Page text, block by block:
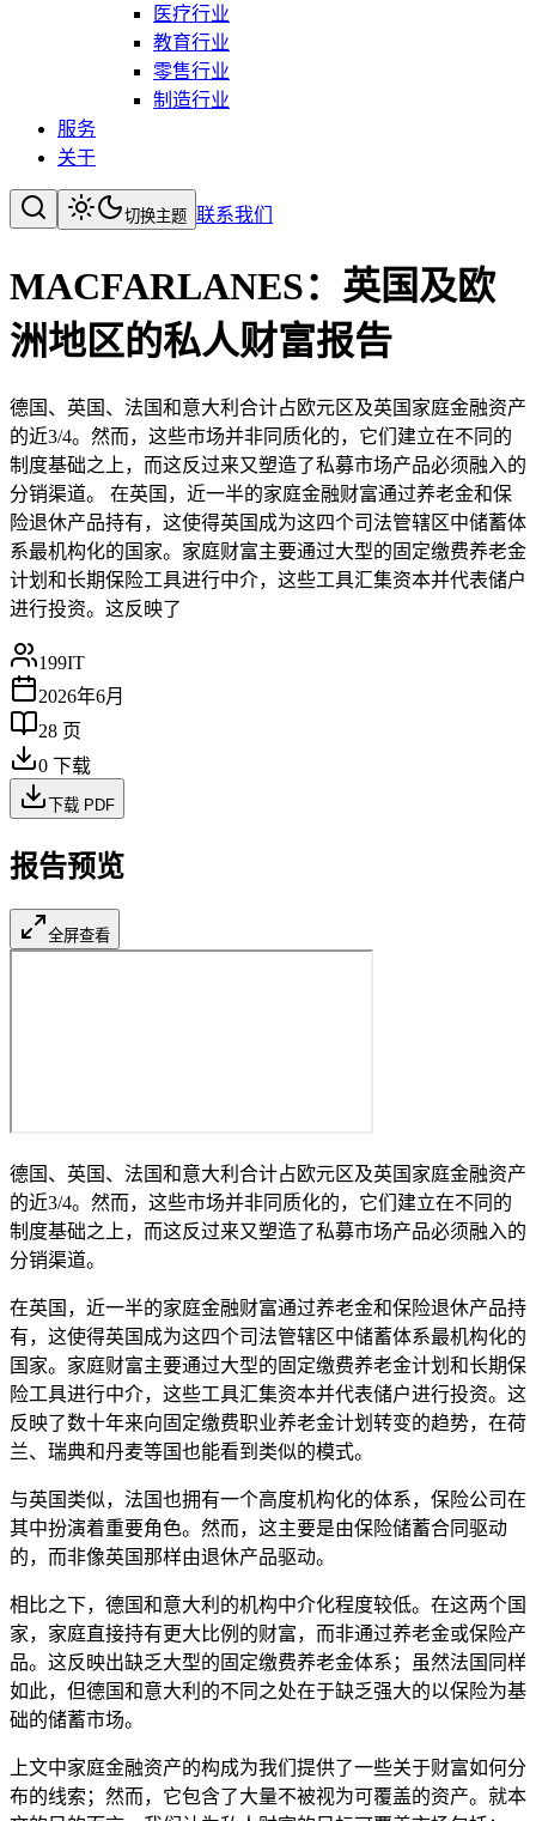
医疗行业
教育行业
零售行业
制造行业
服务
关于
切换主题 联系我们
MACFARLANES：英国及欧
洲地区的私人财富报告
德国、英国、法国和意大利合计占欧元区及英国家庭金融资产
的近3/4。然而，这些市场并非同质化的，它们建立在不同的
制度基础之上，而这反过来又塑造了私募市场产品必须融入的
分销渠道。 在英国，近一半的家庭金融财富通过养老金和保
险退休产品持有，这使得英国成为这四个司法管辖区中储蓄体
系最机构化的国家。家庭财富主要通过大型的固定缴费养老金
计划和长期保险工具进行中介，这些工具汇集资本并代表储户
进行投资。这反映了
199IT
2026年6月
28 页
0 下载
下载 PDF
报告预览
全屏查看
德国、英国、法国和意大利合计占欧元区及英国家庭金融资产
的近3/4。然而，这些市场并非同质化的，它们建立在不同的
制度基础之上，而这反过来又塑造了私募市场产品必须融入的
分销渠道。
在英国，近一半的家庭金融财富通过养老金和保险退休产品持
有，这使得英国成为这四个司法管辖区中储蓄体系最机构化的
国家。家庭财富主要通过大型的固定缴费养老金计划和长期保
险工具进行中介，这些工具汇集资本并代表储户进行投资。这
反映了数十年来向固定缴费职业养老金计划转变的趋势，在荷
兰、瑞典和丹麦等国也能看到类似的模式。
与英国类似，法国也拥有一个高度机构化的体系，保险公司在
其中扮演着重要角色。然而，这主要是由保险储蓄合同驱动
的，而非像英国那样由退休产品驱动。
相比之下，德国和意大利的机构中介化程度较低。在这两个国
家，家庭直接持有更大比例的财富，而非通过养老金或保险产
品。这反映出缺乏大型的固定缴费养老金体系；虽然法国同样
如此，但德国和意大利的不同之处在于缺乏强大的以保险为基
础的储蓄市场。
上文中家庭金融资产的构成为我们提供了一些关于财富如何分
布的线索；然而，它包含了大量不被视为可覆盖的资产。就本